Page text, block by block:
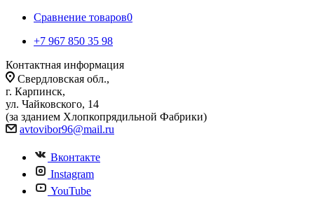
Сравнение товаров0
+7 967 850 35 98
Контактная информация
Свердловская обл.,
г. Карпинск,
ул. Чайковского, 14
(за зданием Хлопкопрядильной Фабрики)
avtovibor96@mail.ru
Вконтакте
Instagram
YouTube